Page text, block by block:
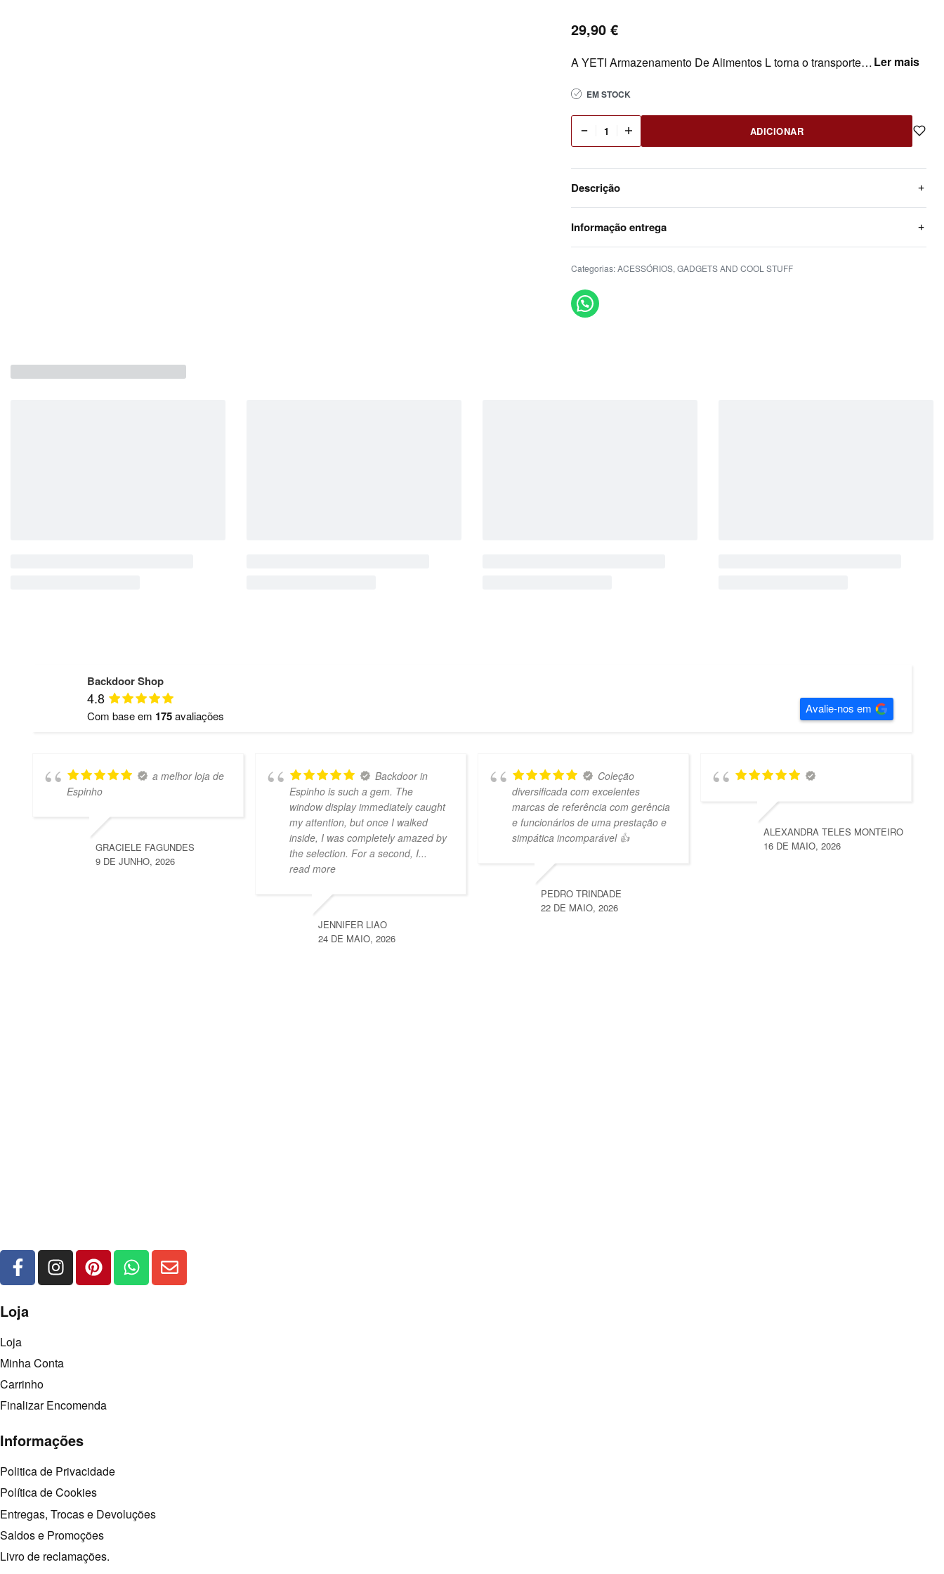
29,90€
A YETI Armazenamento De Alimentos L torna o transporte de refeições mais prático e resistente. Uma solução funcional para trabalho, praia, viagem ou dias passados fora.
EM STOCK
ADICIONAR
Descrição
Informação entrega
Categorias:ACESSÓRIOS,GADGETS AND COOL STUFF
Backdoor Shop
4.8
Com base em 175avaliações
Avalie-nos em
a melhor loja de
Espinho
GRACIELE FAGUNDES
9 DE JUNHO, 2026
Backdoor in
Espinho is such a gem. The
window display immediately caught
my attention, but once I walked
inside, I was completely amazed by
the selection. For a second, I...
read more
JENNIFER LIAO
24 DE MAIO, 2026
Coleção
diversificada com excelentes
marcas de referência com gerência
e funcionários de uma prestação e
simpática incomparável 👍
PEDRO TRINDADE
22 DE MAIO, 2026
ALEXANDRA TELES MONTEIRO
16 DE MAIO, 2026
Loja
Loja
Minha Conta
Carrinho
Finalizar Encomenda
Informações
Politica de Privacidade
Política de Cookies
Entregas, Trocas e Devoluções
Saldos e Promoções
Livro de reclamações.